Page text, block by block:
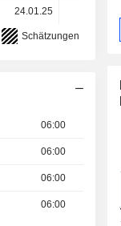
24.01.25
Schätzungen
06:00
06:00
06:00
06:00